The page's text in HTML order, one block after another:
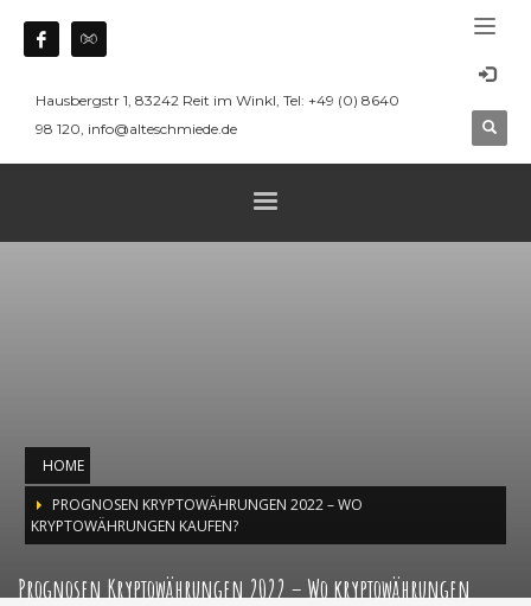
Hausbergstr 1, 83242 Reit im Winkl, Tel: +49 (0) 8640
98 120, info@alteschmiede.de
HOME
PROGNOSEN KRYPTOWÄHRUNGEN 2022 – WO
KRYPTOWÄHRUNGEN KAUFEN?
Prognosen Kryptowährungen 2022 – Wo kryptowährungen